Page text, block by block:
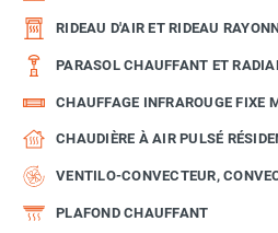
RIDEAU D'AIR ET RIDEAU
PARASOL CHAUFFANT ET
CHAUFFAGE INFRAROUGE FIXE
CHAUDIÈRE À AIR PULSÉ
VENTILO-CONVECTEUR,
PLAFOND CHAUFFANT